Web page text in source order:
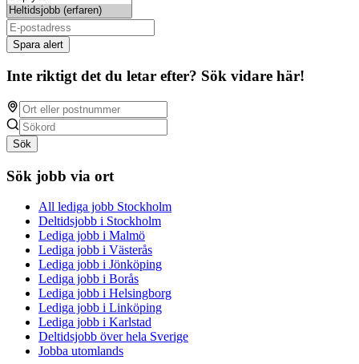
Spara alert
Inte riktigt det du letar efter? Sök vidare här!
Sök
Sök jobb via ort
All lediga jobb Stockholm
Deltidsjobb i Stockholm
Lediga jobb i Malmö
Lediga jobb i Västerås
Lediga jobb i Jönköping
Lediga jobb i Borås
Lediga jobb i Helsingborg
Lediga jobb i Linköping
Lediga jobb i Karlstad
Deltidsjobb över hela Sverige
Jobba utomlands